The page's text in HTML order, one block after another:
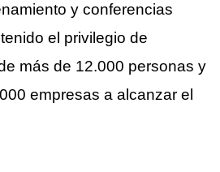
y conferencias
el privilegio de
más de 12.000 personas y
empresas a alcanzar el